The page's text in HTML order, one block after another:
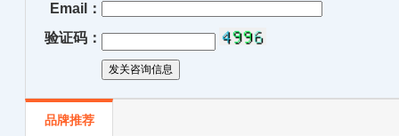
Email：
验证码：
品牌推荐